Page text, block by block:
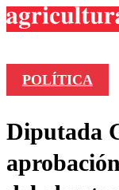
POLÍTICA
Diputada